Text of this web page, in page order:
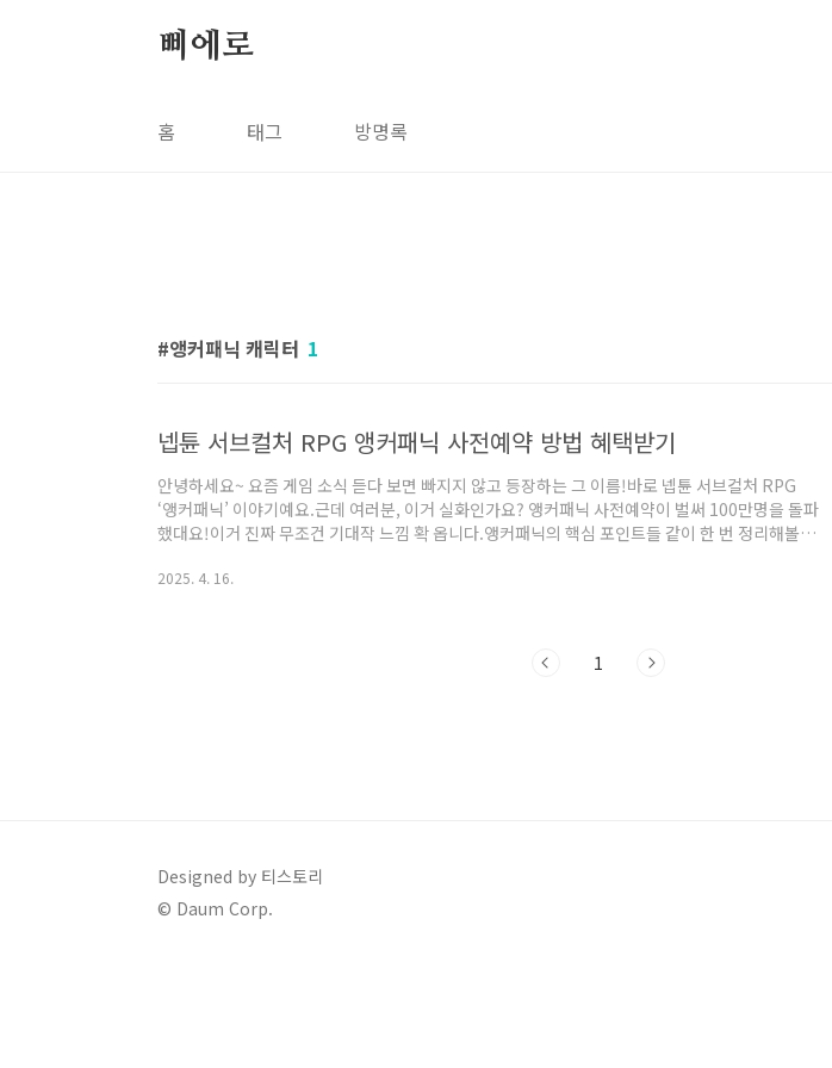
삐에로
홈 태그 방명록
앵커패닉 캐릭터 1
넵튠 서브컬처 RPG 앵커패닉 사전예약 방법 혜택받기
안녕하세요~ 요즘 게임 소식 듣다 보면 빠지지 않고 등장하는 그 이름!바로 넵튠 서브컬처 RPG
‘앵커패닉’ 이야기예요.근데 여러분, 이거 실화인가요? 앵커패닉 사전예약이 벌써 100만명을 돌파
했대요!이거 진짜 무조건 기대작 느낌 확 옵니다.앵커패닉의 핵심 포인트들 같이 한 번 정리해볼게
이거 아무 게임이나 하는 거 아니죠.앵커패닉은 단순한 RPG가 아니라, 요즘 뜨는 ‘서브컬처 감
2025. 4. 16.
1
Designed by 티스토리
© Daum Corp.